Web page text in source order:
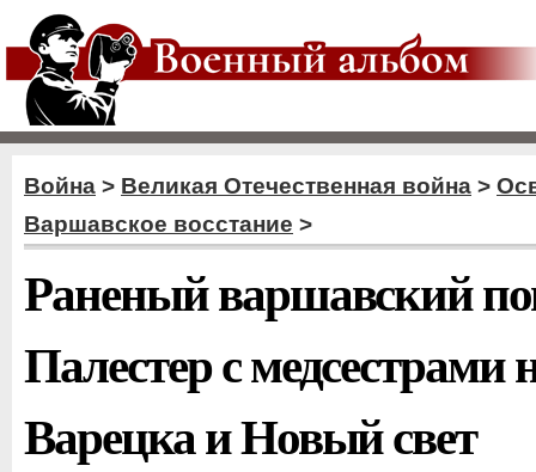
Война > Великая Отечественная война >
Варшавское восстание >
Раненый варшавский
Палестер с медсестрами
Варецка и Новый свет